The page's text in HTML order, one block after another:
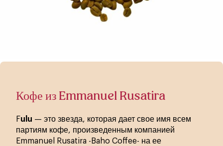
Кофе из Emmanuel Rusatira
Fulu — это звезда, которая дает свое имя всем
партиям кофе, произведенным компанией
Emmanuel Rusatira -Baho Coffee- на ее